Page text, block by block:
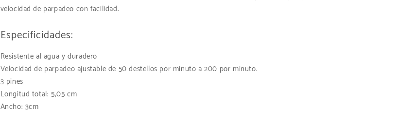
velocidad de parpadeo con facilidad.
Especificidades:
Resistente al agua y duradero
Velocidad de parpadeo ajustable de 50 destellos por minuto a 200 por minuto.
3 pines
Longitud total: 5,05 cm
Ancho: 3cm